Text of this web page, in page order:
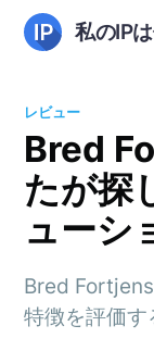
私のIP
レビュー
Bred
たが探
ューシ
Bred
特徴を評価す